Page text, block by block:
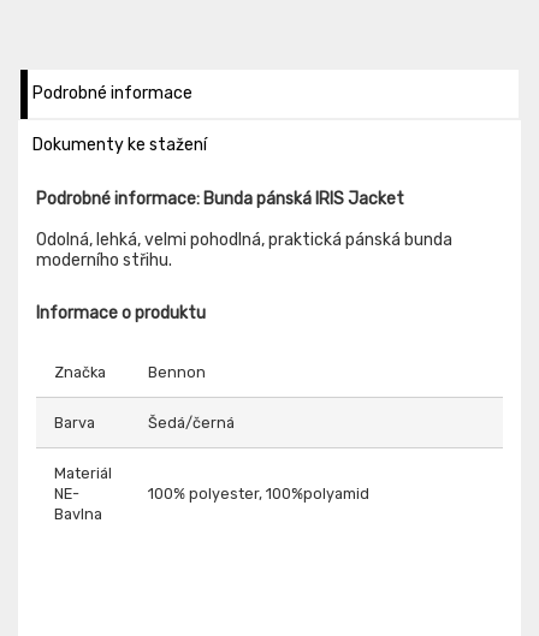
Podrobné informace
Dokumenty ke stažení
Podrobné informace: Bunda pánská IRIS Jacket
Odolná, lehká, velmi pohodlná, praktická pánská bunda
moderního střihu.
Informace o produktu
Značka Bennon
Barva Šedá/černá
Materiál
NE-
Bavlna
100% polyester, 100%polyamid